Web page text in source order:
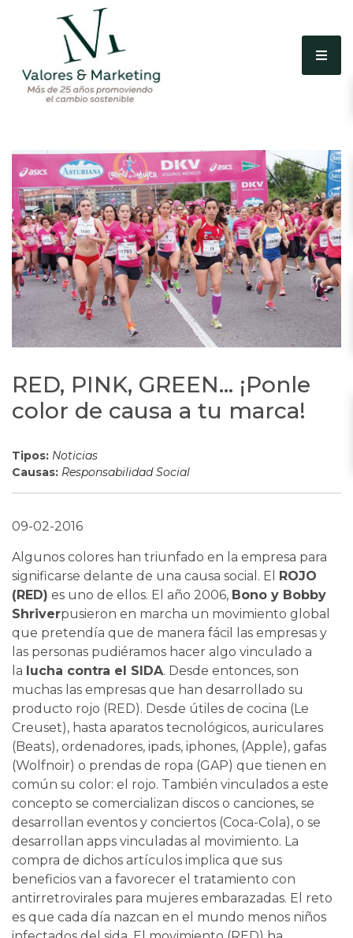
RED, PINK, GREEN… ¡Ponle
color de causa a tu marca!
Tipos: Noticias
Causas: Responsabilidad Social
09-02-2016
Algunos colores han triunfado en la empresa para
significarse delante de una causa social. El ROJO
(RED) es uno de ellos. El año 2006, Bono y Bobby
Shriverpusieron en marcha un movimiento global
que pretendía que de manera fácil las empresas y
las personas pudiéramos hacer algo vinculado a
la lucha contra el SIDA. Desde entonces, son
muchas las empresas que han desarrollado su
producto rojo (RED). Desde útiles de cocina (Le
Creuset), hasta aparatos tecnológicos, auriculares
(Beats), ordenadores, ipads, iphones, (Apple), gafas
(Wolfnoir) o prendas de ropa (GAP) que tienen en
común su color: el rojo. También vinculados a este
concepto se comercializan discos o canciones, se
desarrollan eventos y conciertos (Coca-Cola), o se
desarrollan apps vinculadas al movimiento. La
compra de dichos artículos implica que sus
beneficios van a favorecer el tratamiento con
antirretrovirales para mujeres embarazadas. El reto
es que cada día nazcan en el mundo menos niños